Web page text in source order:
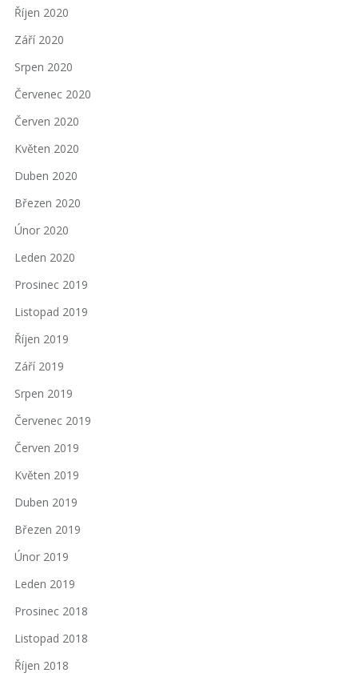
Říjen 2020
Září 2020
Srpen 2020
Červenec 2020
Červen 2020
Květen 2020
Duben 2020
Březen 2020
Únor 2020
Leden 2020
Prosinec 2019
Listopad 2019
Říjen 2019
Září 2019
Srpen 2019
Červenec 2019
Červen 2019
Květen 2019
Duben 2019
Březen 2019
Únor 2019
Leden 2019
Prosinec 2018
Listopad 2018
Říjen 2018